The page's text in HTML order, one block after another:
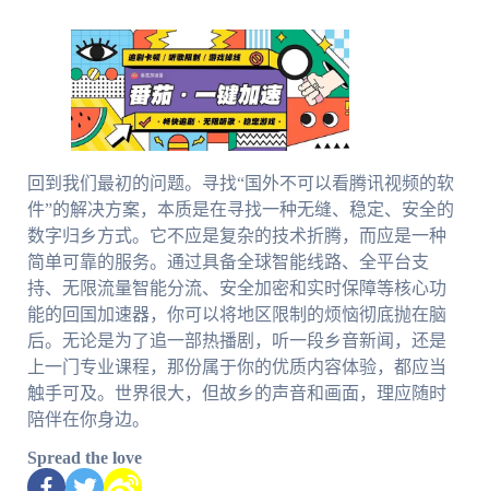
回到我们最初的问题。寻找“国外不可以看腾讯视频的软
件”的解决方案，本质是在寻找一种无缝、稳定、安全的
数字归乡方式。它不应是复杂的技术折腾，而应是一种
简单可靠的服务。通过具备全球智能线路、全平台支
持、无限流量智能分流、安全加密和实时保障等核心功
能的回国加速器，你可以将地区限制的烦恼彻底抛在脑
后。无论是为了追一部热播剧，听一段乡音新闻，还是
上一门专业课程，那份属于你的优质内容体验，都应当
触手可及。世界很大，但故乡的声音和画面，理应随时
陪伴在你身边。
Spread the love